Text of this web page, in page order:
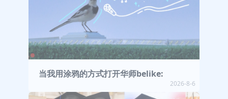
当我用涂鸦的方式打开华师belike:
2026-8-6